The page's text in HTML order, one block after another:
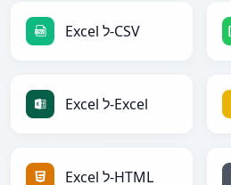
Excel ל-CSV
Excel ל-Excel
Excel ל-HTML